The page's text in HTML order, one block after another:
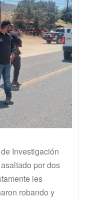
Investigación
por dos
les
robando y